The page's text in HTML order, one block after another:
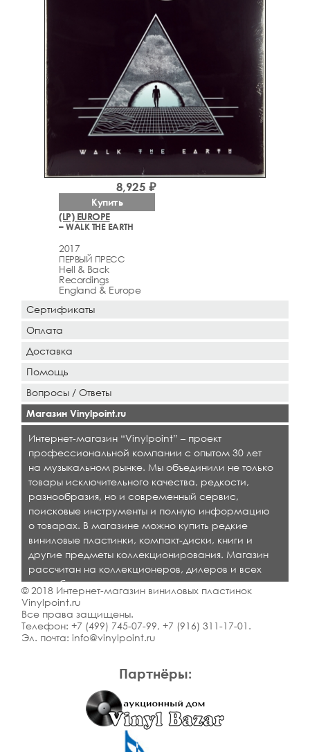
(LP) EUROPE
– WALK THE EARTH
2017
ПЕРВЫЙ ПРЕСС
Hell & Back
Recordings
England & Europe
8,925 ₽
Купить
Партнёры:
Сертификаты
Оплата
Доставка
Помощь
Вопросы / Ответы
Магазин Vinylpoint.ru
Интернет-магазин “Vinylpoint” – проект
профессиональной компании с опытом 30 лет
на музыкальном рынке. Мы объединили не только
товары исключительного качества, редкости,
разнообразия, но и современный сервис,
поисковые инструменты и полную информацию
о товарах. В магазине можно купить редкие
виниловые пластинки, компакт-диски, книги и
другие предметы коллекционирования. Магазин
рассчитан на коллекционеров, дилеров и всех
кто любит качественную музыку.
© 2018 Интернет-магазин виниловых пластинок
Vinylpoint.ru
Все права защищены.
Телефон: +7 (499) 745-07-99, +7 (916) 311-17-01 .
Эл. почта: info@vinylpoint.ru